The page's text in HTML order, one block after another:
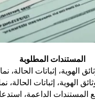
المستندات المطلوبة
الهوية، إثباتات الحالة،
الهوية، إثباتات الحالة،
الداعمة،